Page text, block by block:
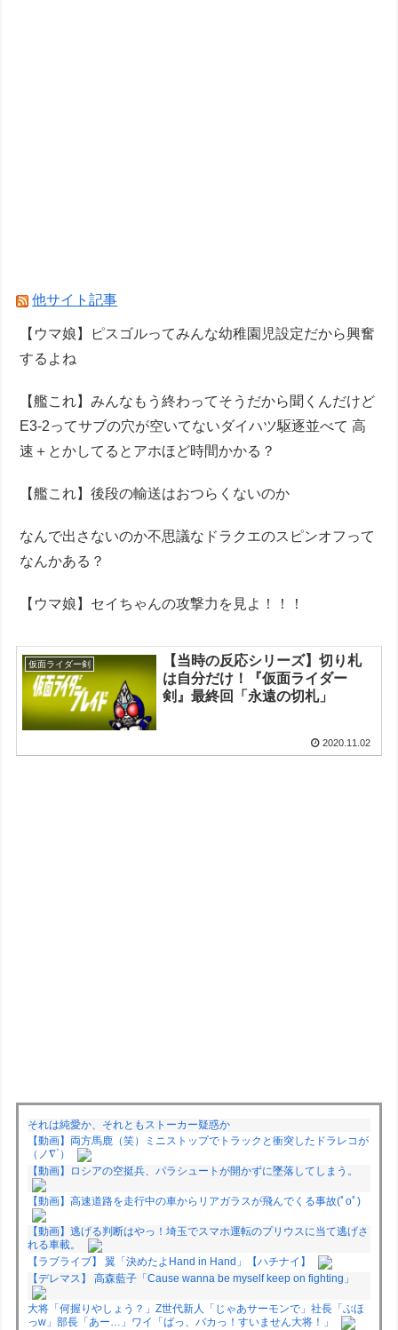
他サイト記事
【ウマ娘】ピスゴルってみんな幼稚園児設定だから興奮
するよね
【艦これ】みんなもう終わってそうだから聞くんだけど
E3-2ってサブの穴が空いてないダイハツ駆逐並べて 高
速＋とかしてるとアホほど時間かかる？
【艦これ】後段の輸送はおつらくないのか
なんで出さないのか不思議なドラクエのスピンオフって
なんかある？
【ウマ娘】セイちゃんの攻撃力を見よ！！！
仮面ライダー剣
【当時の反応シリーズ】切り札
は自分だけ！『仮面ライダー
剣』最終回「永遠の切札」
2020.11.02
それは純愛か、それともストーカー疑惑か
【動画】両方馬鹿（笑）ミニストップでトラックと衝突したドラレコが
（ノ∇`）
【動画】ロシアの空挺兵、パラシュートが開かずに墜落してしまう。
【動画】高速道路を走行中の車からリアガラスが飛んでくる事故(ﾟoﾟ)
【動画】逃げる判断はやっ！埼玉でスマホ運転のプリウスに当て逃げさ
れる車載。
【ラブライブ】 翼「決めたよHand in Hand」【ハチナイ】
【デレマス】 高森藍子「Cause wanna be myself keep on fighting」
大将「何握りやしょう？」Z世代新人「じゃあサーモンで」社長「ぶほ
っw」部長「あー…」ワイ「ばっ、バカっ！すいません大将！」